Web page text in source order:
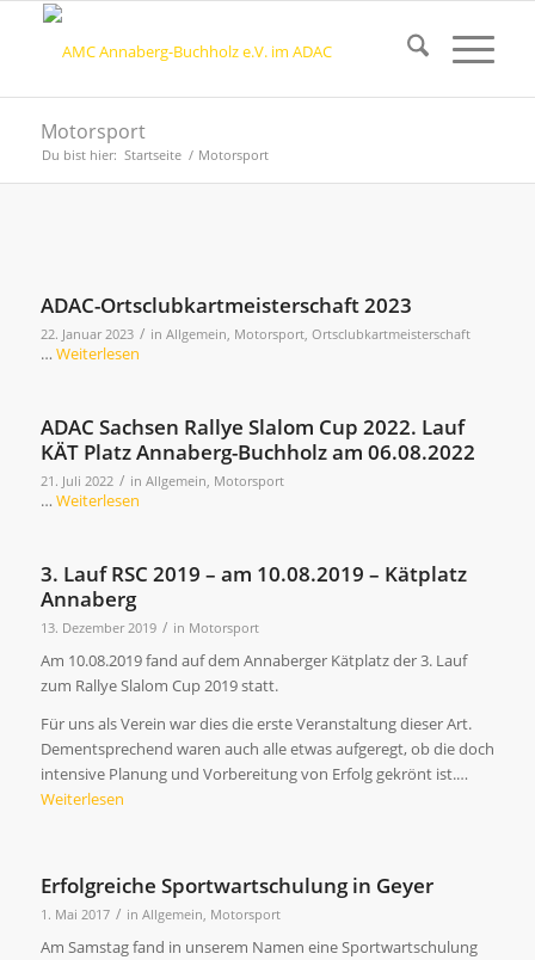
Motorsport
Du bist hier: Startseite / Motorsport
ADAC-Ortsclubkartmeisterschaft 2023
22. Januar 2023 / in Allgemein, Motorsport, Ortsclubkartmeisterschaft
… Weiterlesen
ADAC Sachsen Rallye Slalom Cup 2022. Lauf
KÄT Platz Annaberg-Buchholz am 06.08.2022
21. Juli 2022 / in Allgemein, Motorsport
… Weiterlesen
3. Lauf RSC 2019 – am 10.08.2019 – Kätplatz
Annaberg
13. Dezember 2019 / in Motorsport
Am 10.08.2019 fand auf dem Annaberger Kätplatz der 3. Lauf
zum Rallye Slalom Cup 2019 statt.
Für uns als Verein war dies die erste Veranstaltung dieser Art.
Dementsprechend waren auch alle etwas aufgeregt, ob die doch
intensive Planung und Vorbereitung von Erfolg gekrönt ist.…
Weiterlesen
Erfolgreiche Sportwartschulung in Geyer
1. Mai 2017 / in Allgemein, Motorsport
Am Samstag fand in unserem Namen eine Sportwartschulung